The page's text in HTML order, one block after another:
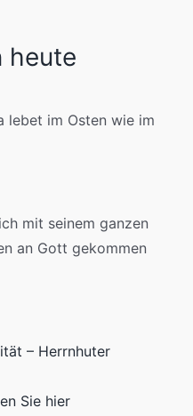
heute
lebet im Osten wie im
mit seinem ganzen
an Gott gekommen
– Herrnhuter
Sie hier